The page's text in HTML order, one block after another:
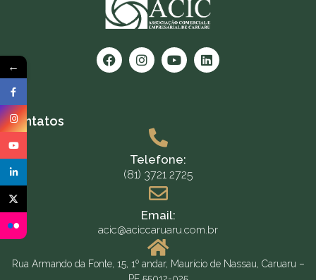
Contatos
Telefone:
(81) 3721 2725
Email:
acic@aciccaruaru.com.br
Rua Armando da Fonte, 15, 1º andar, Maurício de Nassau, Caruaru –
←